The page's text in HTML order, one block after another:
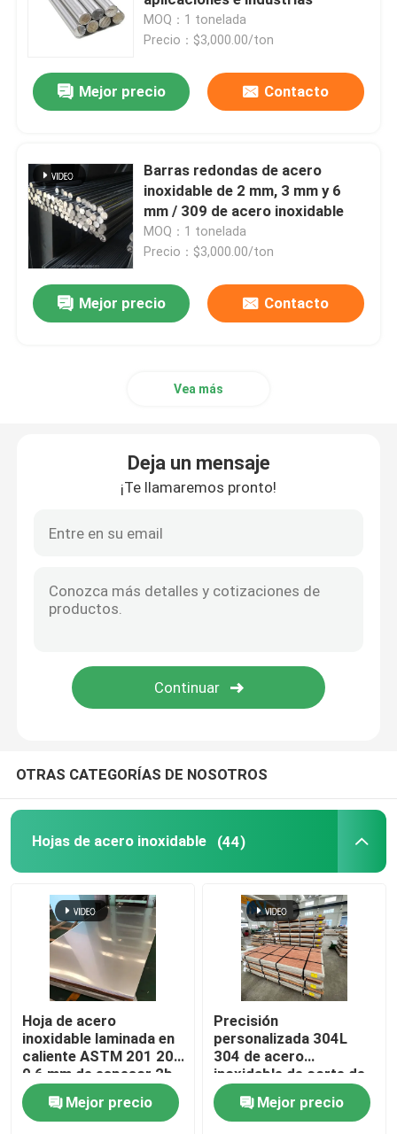
Hojas de acero inoxidable
Tubería de acero inoxidable
Barra de acero inoxidable
Perfil de acero inoxidable
Las demás:
Aleación de Hastelloy
Aleación de Inconel
Placa de aluminio de la hoja
Bobina de aluminio
tubo redondo de aluminio
bobina del papel de aluminio
Cables de cobre sólido
Tubo de cobre redondo
Hoja plana de cobre
Bobina de cobre de la tira
MOQ：1 tonelada
Precio：$3,000.00/ton
Mejor precio Contacto
Barras redondas de acero
inoxidable de 2 mm, 3 mm y 6
mm / 309 de acero inoxidable
MOQ：1 tonelada
Precio：$3,000.00/ton
Mejor precio Contacto
Vea más
Deja un mensaje
¡Te llamaremos pronto!
OTRAS CATEGORÍAS DE NOSOTROS
Hojas de acero inoxidable (44)
Hoja de acero
inoxidable laminada en
caliente ASTM 201 202
0,6 mm de espesor 2b
Placa de acero
inoxidable acabado
Mejor precio
Precisión
personalizada 304L
304 de acero
inoxidable de corte de
placas de corte de
flexiónMejor precio